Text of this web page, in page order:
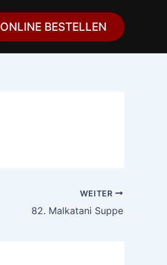
ONLINE BESTELLEN
WEITER
82. Malkatani Suppe